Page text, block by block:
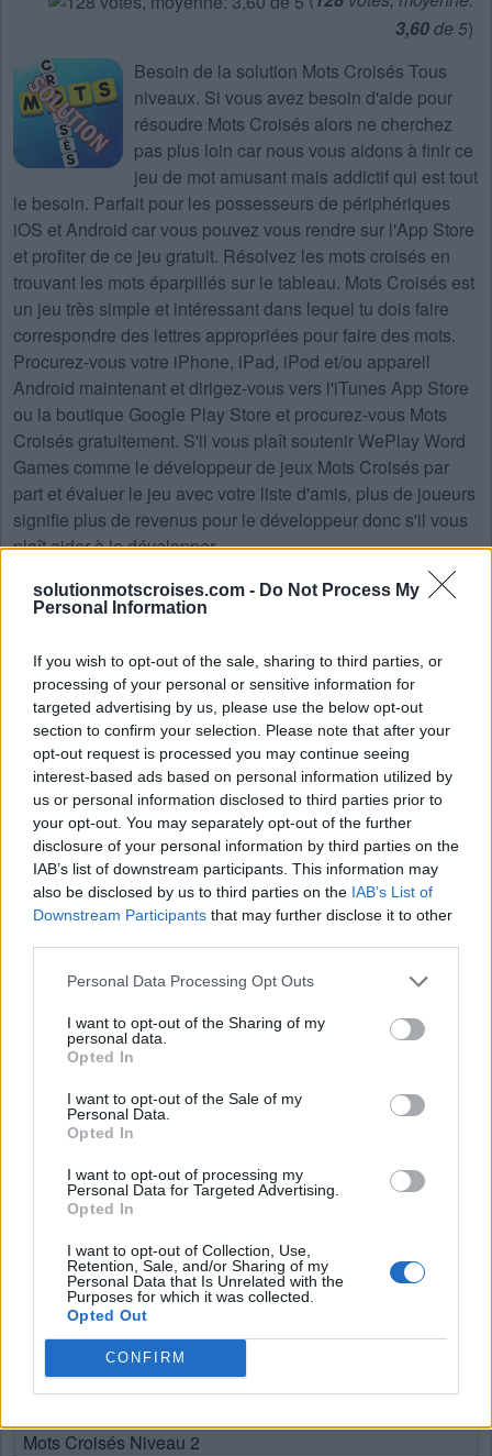
solutionmotscroises.com - Do Not Process My
Personal Information
If you wish to opt-out of the sale, sharing to third parties, or
processing of your personal or sensitive information for
targeted advertising by us, please use the below opt-out
section to confirm your selection. Please note that after your
opt-out request is processed you may continue seeing
interest-based ads based on personal information utilized by
us or personal information disclosed to third parties prior to
your opt-out. You may separately opt-out of the further
disclosure of your personal information by third parties on the
IAB’s list of downstream participants. This information may
also be disclosed by us to third parties on the IAB’s List of
Downstream Participants that may further disclose it to other
Personal Data Processing Opt Outs
I want to opt-out of the Sharing of my
personal data.
Opted In
I want to opt-out of the Sale of my
Personal Data.
Opted In
I want to opt-out of processing my
Personal Data for Targeted Advertising.
Opted In
I want to opt-out of Collection, Use,
Retention, Sale, and/or Sharing of my
Personal Data that Is Unrelated with the
Purposes for which it was collected.
Opted Out
CONFIRM
3,60de 5)
Besoin de la solution Mots Croisés Tous
niveaux. Si vous avez besoin d'aide pour
résoudre Mots Croisés alors ne cherchez
pas plus loin car nous vous aidons à finir ce
jeu de mot amusant mais addictif qui est tout
le besoin. Parfait pour les possesseurs de périphériques
iOS et Android car vous pouvez vous rendre sur l'App Store
et profiter de ce jeu gratuit. Résolvez les mots croisés en
trouvant les mots éparpillés sur le tableau. Mots Croisés est
un jeu très simple et intéressant dans lequel tu dois faire
correspondre des lettres appropriées pour faire des mots.
Procurez-vous votre iPhone, iPad, iPod et/ou appareil
Android maintenant et dirigez-vous vers l'iTunes App Store
ou la boutique Google Play Store et procurez-vous Mots
Croisés gratuitement. S'il vous plaît soutenir WePlay Word
Games comme le développeur de jeux Mots Croisés par
part et évaluer le jeu avec votre liste d'amis, plus de joueurs
signifie plus de revenus pour le développeur donc s'il vous
plaît aider à le développer.
Recherche par lettres. Entrez
toutes les lettres du puzzle:
puzzle:
Chercher
Sélectionnez votre puzzle:
Puzzle introuvable.
Choisissez votre niveau:
Mots Croisés Niveau 2